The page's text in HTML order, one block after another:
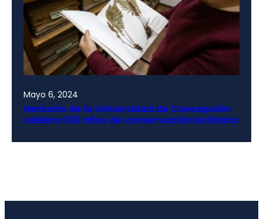
Mayo 6, 2024
Herbario de la Universidad de Concepción
celebra 100 años de conservación botánica